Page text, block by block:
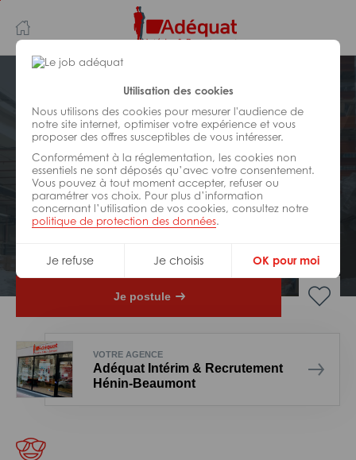
Utilisation des cookies
Nous utilisons des cookies pour mesurer l'audience de
notre site internet, optimiser votre expérience et vous
proposer des offres susceptibles de vous intéresser.
Conformément à la réglementation, les cookies non
essentiels ne sont déposés qu’avec votre consentement.
Vous pouvez à tout moment accepter, refuser ou
paramétrer vos choix. Pour plus d’information
concernant l’utilisation de vos cookies, consultez notre
politique de protection des données.
Je refuse Je choisis OK pour moi
au
contenu
principal
navigation
LOGISTIQUE
Réf : 0CE-323097
Cariste preparateur de
commandes CACES 1b H/F
Je postule
VOTRE AGENCE
Adéquat Intérim & Recrutement
Hénin-Beaumont